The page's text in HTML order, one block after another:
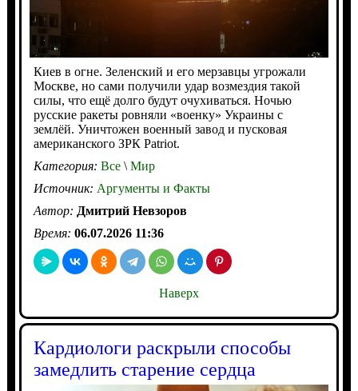
Киев в огне. Зеленский и его мерзавцы угрожали
Москве, но сами получили удар возмездия такой
силы, что ещё долго будут очухиваться. Ночью
русские ракеты ровняли «военку» Украины с
землёй. Уничтожен военный завод и пусковая
американского ЗРК Patriot.
Категория: Все\Мир
Источник: Аргументы и Факты
Автор: Дмитрий Невзоров
Время: 06.07.2026 11:36
Наверх
Кардиологи раскрыли способы
замедлить старение сердца